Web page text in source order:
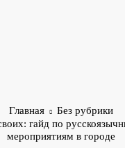
Главная
Без рубрики
гайд по
мероприятиям в городе